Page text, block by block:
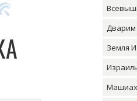
Дварим
Земля
Машиах